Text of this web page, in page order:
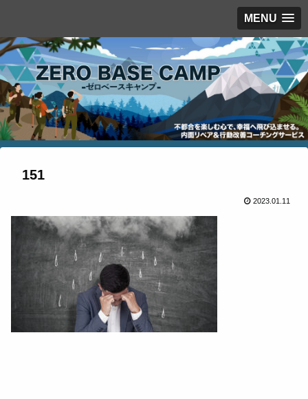
MENU
151
2023.01.11